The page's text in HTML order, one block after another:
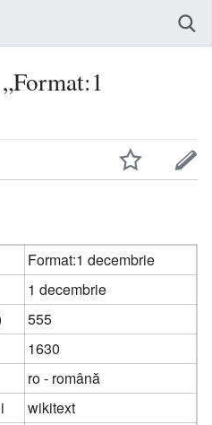
Format:1 decembrie
1 decembrie
555
1630
ro - română
wikitext